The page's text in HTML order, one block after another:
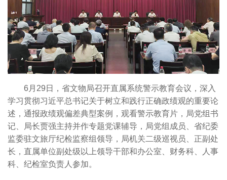
6月29日，省文物局召开直属系统警示教育会议，深入
学习贯彻习近平总书记关于树立和践行正确政绩观的重要论
述，通报政绩观偏差典型案例，观看警示教育片，局党组书
记、局长贾强主持并作专题党课辅导，局党组成员、省纪委
监委驻文旅厅纪检监察组领导，局机关二级巡视员、正副处
长，直属单位副处级以上领导干部和办公室、财务科、人事
科、纪检室负责人参加。